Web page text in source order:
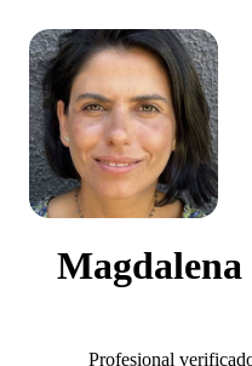
Profesional